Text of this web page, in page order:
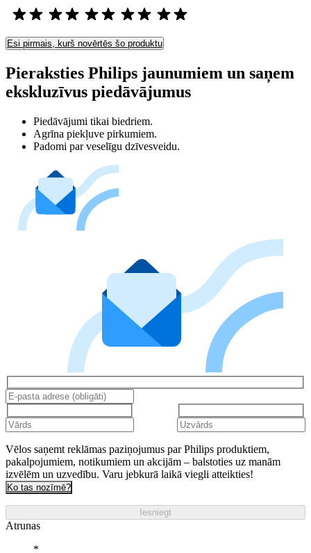
Esi pirmais, kurš novērtēs šo produktu
Pieraksties Philips jaunumiem un saņem
ekskluzīvus piedāvājumus
Piedāvājumi tikai biedriem.
Agrīna piekļuve pirkumiem.
Padomi par veselīgu dzīvesveidu.
Vēlos saņemt reklāmas paziņojumus par Philips produktiem,
pakalpojumiem, notikumiem un akcijām – balstoties uz manām
izvēlēm un uzvedību. Varu jebkurā laikā viegli atteikties!
Ko tas nozīmē?
Iesniegt
Atrunas